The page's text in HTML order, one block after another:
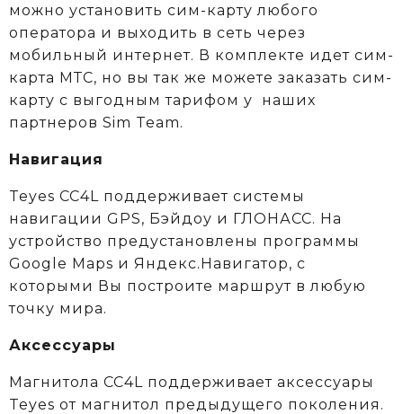
можно установить сим-карту любого
оператора и выходить в сеть через
мобильный интернет. В комплекте идет сим-
карта МТС, но вы так же можете заказать сим-
карту с выгодным тарифом у
наших
партнеров Sim Team.
Навигация
Teyes CC4L поддерживает системы
навигации GPS, Бэйдоу и ГЛОНАСС. На
устройство предустановлены программы
Google Maps и Яндекс.Навигатор, с
которыми Вы построите маршрут в любую
точку мира.
Аксессуары
Магнитола CC4L поддерживает аксессуары
Teyes от магнитол предыдущего поколения.